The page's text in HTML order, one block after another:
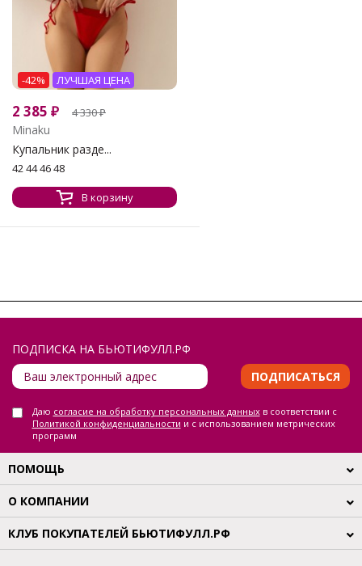
-42% ЛУЧШАЯ ЦЕНА
2 385 ₽ 4 330₽
Minaku
Купальник разде...
42 44 46 48
В корзину
ПОДПИСКА НА БЬЮТИФУЛЛ.РФ
ПОДПИСАТЬСЯ
Даю согласие на обработку персональных данныхв соответствии с
Политикой конфиденциальности и с использованием метрических
программ
ПОМОЩЬ
О КОМПАНИИ
КЛУБ ПОКУПАТЕЛЕЙ БЬЮТИФУЛЛ.РФ